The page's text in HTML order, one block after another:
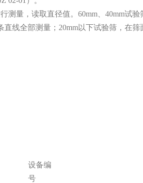
量，读取直径值。60mm、40mm试验
线全部测量；20mm以下试验筛，在
设备编
号